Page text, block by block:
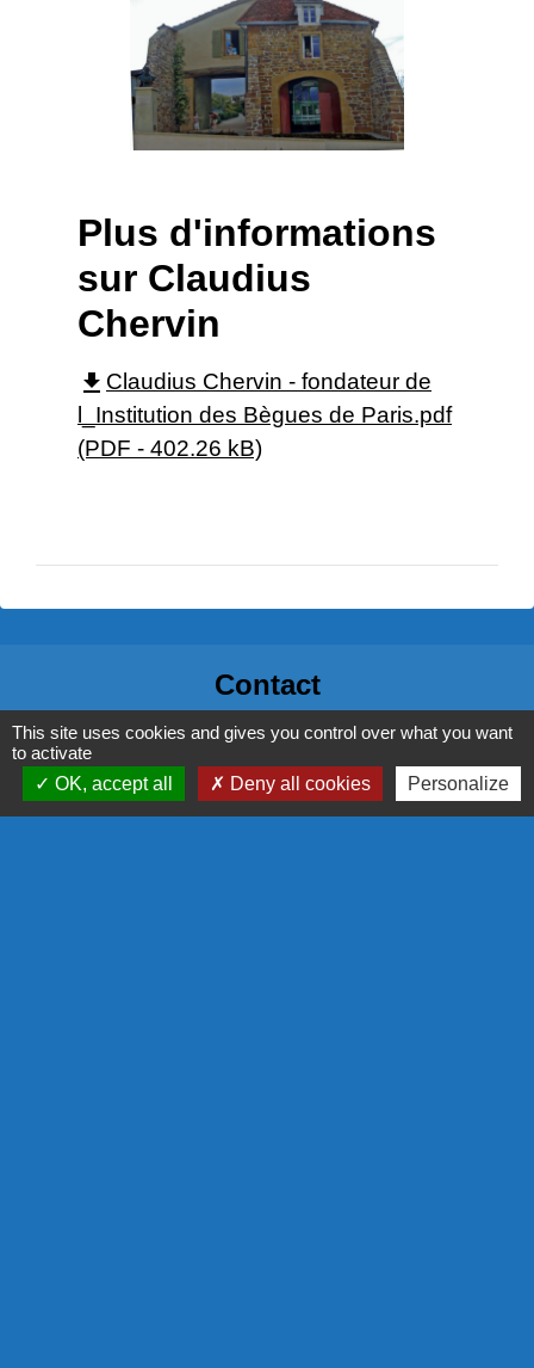
Plus d'informations
sur Claudius
Chervin
file_download Claudius Chervin - fondateur de
l_Institution des Bègues de Paris.pdf
(PDF - 402.26 kB)
Contact
Commune de Thizy les Bourgs
1 rue Veuve Crozet
69240 Thizy les Bourgs - FRANCE
This site uses cookies and gives you control over what you want
to activate
OK, accept all
Deny all cookies Personalize